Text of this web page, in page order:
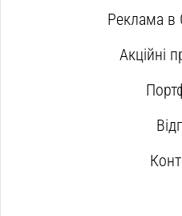
Реклама в
Акційні